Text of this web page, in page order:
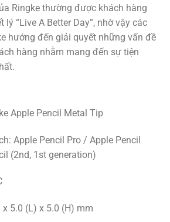
Ringke thường được khách hàng
“Live A Better Day”, nhờ vậy các
hướng đến giải quyết những vấn đề
hàng nhằm mang đến sự tiện
Apple Pencil Metal Tip
Apple Pencil Pro / Apple Pencil
(2nd, 1st generation)
5.0 (L) x 5.0 (H) mm